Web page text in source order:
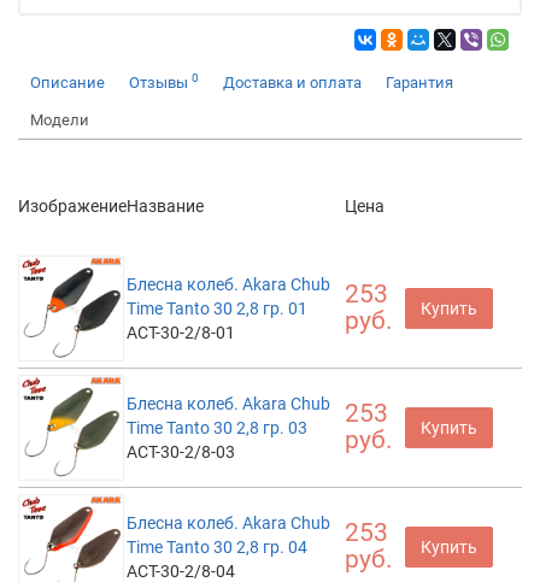
Описание Отзывы 0 Доставка и оплата Гарантия
Модели
ИзображениеНазвание Цена
Блесна колеб. Akara Chub
Time Tanto 30 2,8 гр. 01
ACT-30-2/8-01
253
руб.
Купить
Блесна колеб. Akara Chub
Time Tanto 30 2,8 гр. 03
ACT-30-2/8-03
253
руб.
Купить
Блесна колеб. Akara Chub
Time Tanto 30 2,8 гр. 04
ACT-30-2/8-04
253
руб.
Купить